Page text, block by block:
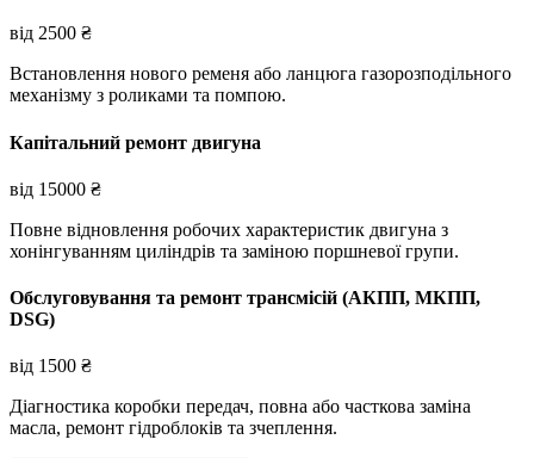
від 2500 ₴
Встановлення нового ременя або ланцюга газорозподільного
механізму з роликами та помпою.
Капітальний ремонт двигуна
від 15000 ₴
Повне відновлення робочих характеристик двигуна з
хонінгуванням циліндрів та заміною поршневої групи.
Обслуговування та ремонт трансмісій (АКПП, МКПП,
DSG)
від 1500 ₴
Діагностика коробки передач, повна або часткова заміна
масла, ремонт гідроблоків та зчеплення.